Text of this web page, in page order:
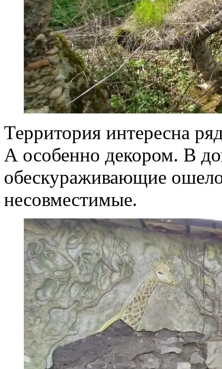
Территория интересна
А особенно декором. В
обескураживающие
несовместимые.